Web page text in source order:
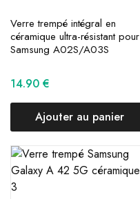
Verre trempé intégral en
céramique ultra-résistant pour
Samsung A02S/A03S
14.90 €
Ajouter au panier